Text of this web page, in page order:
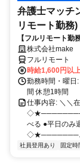
弁護士マッチ
リモート勤務)
【フルリモート
ルが身につく営業
株式会社make
フルリモート
時給1,600円以
勤務時間・曜日
間 休憩1時間
仕事内容: ＼＼
べる ●平日のみ
社員登用あり 固定時